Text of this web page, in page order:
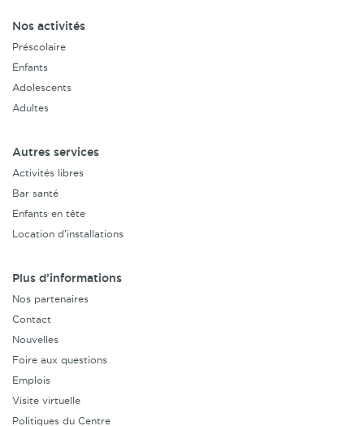
Nos activités
Préscolaire
Enfants
Adolescents
Adultes
Autres services
Activités libres
Bar santé
Enfants en tête
Location d’installations
Plus d’informations
Nos partenaires
Contact
Nouvelles
Foire aux questions
Emplois
Visite virtuelle
Politiques du Centre